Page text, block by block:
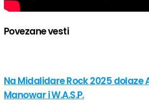
Povezane vesti
Na Midalidare Rock 2025 dolaze
Manowar i W.A.S.P.